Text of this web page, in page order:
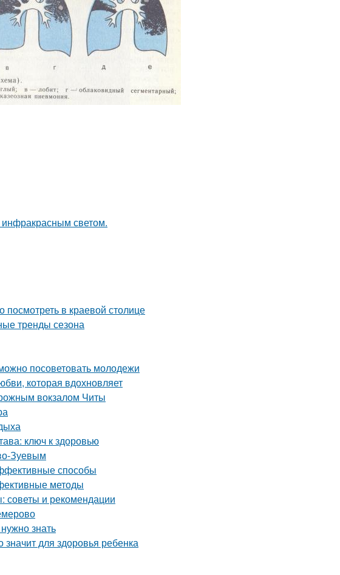
светом.
посмотреть в краевой столице
тренды сезона
посоветовать молодежи
которая вдохновляет
вокзалом Читы
ключ к здоровью
Зуевым
способы
методы
советы и рекомендации
знать
значит для здоровья ребенка